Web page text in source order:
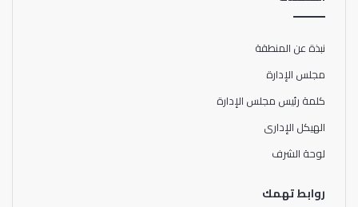
نبذة عن المنطقة
مجلس الإدارة
كلمة رئيس مجلس الإدارة
الهيكل الإدارى
لوحة الشرف
روابط تهمك